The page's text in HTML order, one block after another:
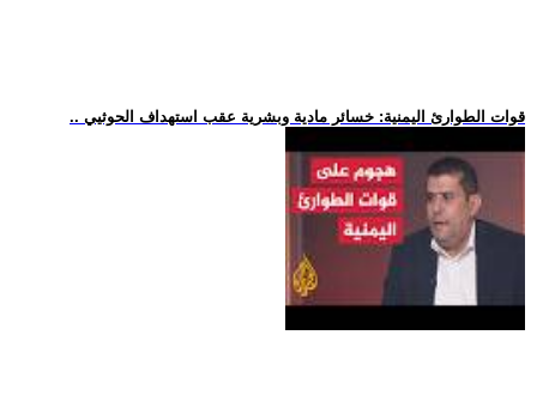
.. قوات الطوارئ اليمنية: خسائر مادية وبشرية عقب استهداف الحوثيي